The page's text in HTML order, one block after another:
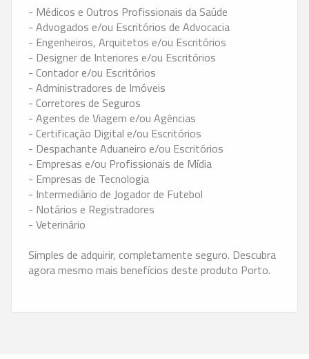
- Médicos e Outros Profissionais da Saúde
- Advogados e/ou Escritórios de Advocacia
- Engenheiros, Arquitetos e/ou Escritórios
- Designer de Interiores e/ou Escritórios
- Contador e/ou Escritórios
- Administradores de Imóveis
- Corretores de Seguros
- Agentes de Viagem e/ou Agências
- Certificação Digital e/ou Escritórios
- Despachante Aduaneiro e/ou Escritórios
- Empresas e/ou Profissionais de Mídia
- Empresas de Tecnologia
- Intermediário de Jogador de Futebol
- Notários e Registradores
- Veterinário
Simples de adquirir, completamente seguro. Descubra
agora mesmo mais benefícios deste produto Porto.